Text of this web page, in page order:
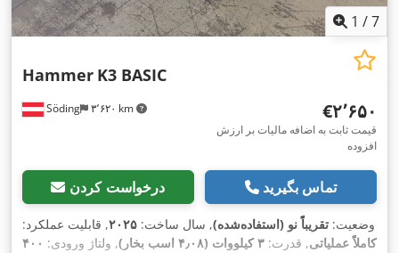
1 /7
Söding ۳٬۶۲۰ km
Hammer K3 BASIC
‎€۲٬۶۵۰
قیمت ثابت به اضافه مالیات بر ارزش
افزوده
درخواست کردن تماس بگیرید
وضعیت: تقریباً نو (استفاده‌شده), سال ساخت: ۲۰۲۵, قابلیت عملکرد:
کاملاً عملیاتی, قدرت: ۳ کیلووات (۴٫۰۸ اسب بخار) , ولتاژ ورودی: ۴۰۰